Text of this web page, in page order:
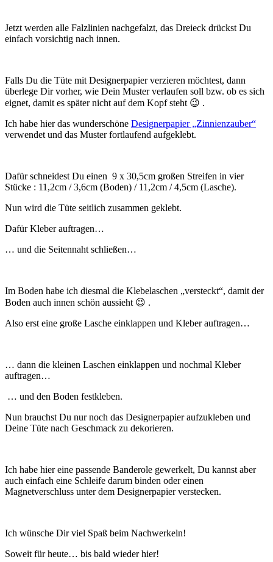
Jetzt werden alle Falzlinien nachgefalzt, das Dreieck drückst Du
einfach vorsichtig nach innen.
Falls Du die Tüte mit Designerpapier verzieren möchtest, dann
überlege Dir vorher, wie Dein Muster verlaufen soll bzw. ob es sich
eignet, damit es später nicht auf dem Kopf steht 😉 .
Ich habe hier das wunderschöne Designerpapier „Zinnienzauber“
verwendet und das Muster fortlaufend aufgeklebt.
Dafür schneidest Du einen 9 x 30,5cm großen Streifen in vier
Stücke : 11,2cm / 3,6cm (Boden) / 11,2cm / 4,5cm (Lasche).
Nun wird die Tüte seitlich zusammen geklebt.
Dafür Kleber auftragen…
… und die Seitennaht schließen…
Im Boden habe ich diesmal die Klebelaschen „versteckt“, damit der
Boden auch innen schön aussieht 😉 .
Also erst eine große Lasche einklappen und Kleber auftragen…
… dann die kleinen Laschen einklappen und nochmal Kleber
auftragen…
… und den Boden festkleben.
Nun brauchst Du nur noch das Designerpapier aufzukleben und
Deine Tüte nach Geschmack zu dekorieren.
Ich habe hier eine passende Banderole gewerkelt, Du kannst aber
auch einfach eine Schleife darum binden oder einen
Magnetverschluss unter dem Designerpapier verstecken.
Ich wünsche Dir viel Spaß beim Nachwerkeln!
Soweit für heute… bis bald wieder hier!